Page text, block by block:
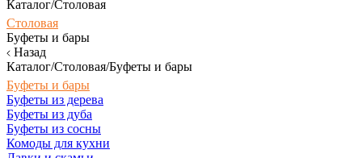
Каталог/Столовая
Столовая
Буфеты и бары
Назад
Каталог/Столовая/Буфеты и бары
Буфеты и бары
Буфеты из дерева
Буфеты из дуба
Буфеты из сосны
Комоды для кухни